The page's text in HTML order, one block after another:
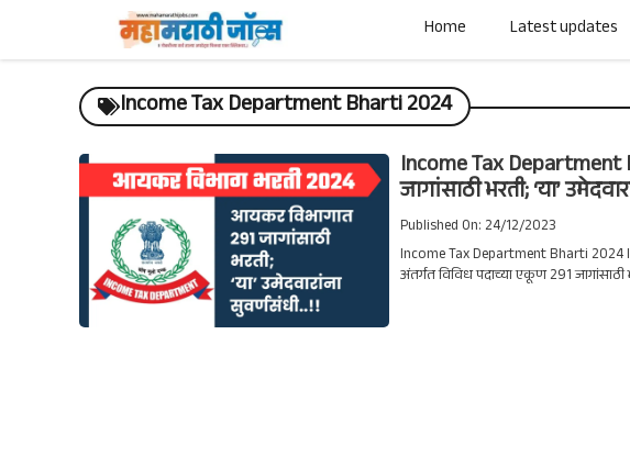
content
Home Latest updates
Income Tax Department Bharti 2024
Income Tax
जागांसाठी भरती; ‘या’
Published On: 24/12/2023
Income Tax Department Bharti
अंतर्गत विविध पदाच्या एकूण 291 जागांसाठी